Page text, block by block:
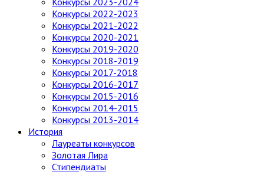
Конкурсы 2022-2023
Конкурсы 2021-2022
Конкурсы 2020-2021
Конкурсы 2019-2020
Конкурсы 2018-2019
Конкурсы 2017-2018
Конкурсы 2016-2017
Конкурсы 2015-2016
Конкурсы 2014-2015
Конкурсы 2013-2014
История
Лауреаты конкурсов
Золотая Лира
Стипендиаты